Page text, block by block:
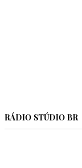
RÁDIO STÚDIO BR